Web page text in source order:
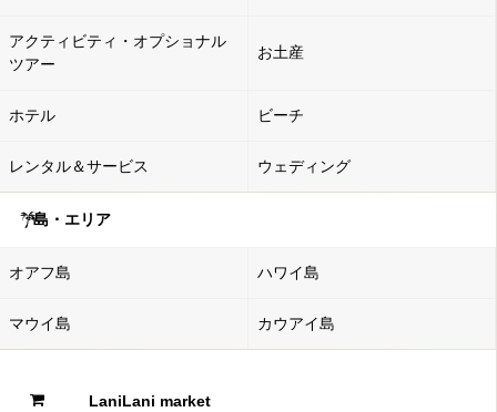
アクティビティ・オプショナル
ツアー
お土産
ホテル ビーチ
レンタル＆サービス ウェディング
島・エリア
オアフ島 ハワイ島
マウイ島 カウアイ島
LaniLani market